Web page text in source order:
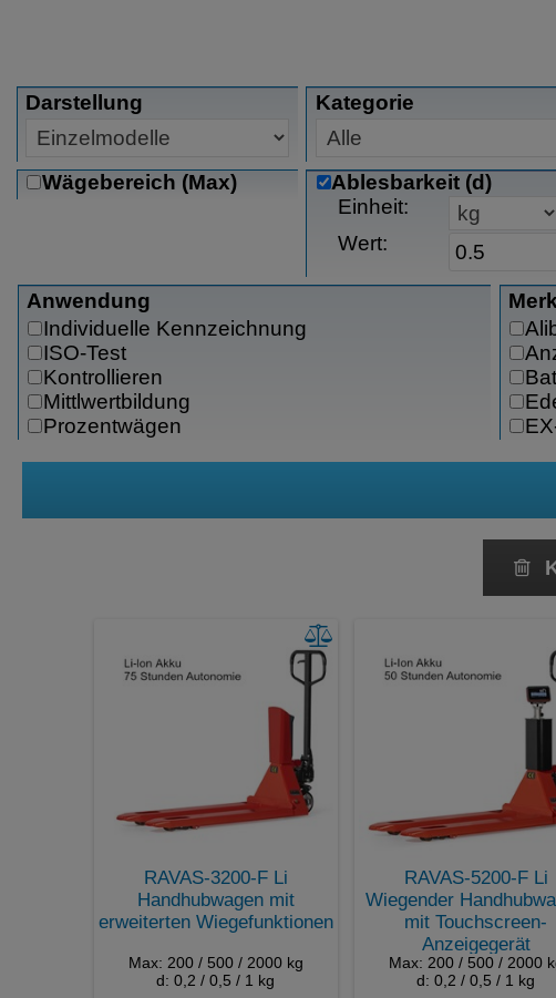
Darstellung Kategorie
Wägebereich (Max)
Ablesbarkeit (d)
Einheit:
Wert:
Anwendung
Individuelle Kennzeichnung
ISO-Test
Kontrollieren
Mittlwertbildung
Prozentwägen
Summieren
RAVAS-3200-F Li
Handhubwagen mit
erweiterten Wiegefunktionen
Max: 200 / 500 / 2000 kg
d: 0,2 / 0,5 / 1 kg
RAVAS-5200-F Li
Wiegender
mit Touchscreen-
Anzeigegerät
Max: 200 / 500 / 2000
d: 0,2 / 0,5 / 1 kg